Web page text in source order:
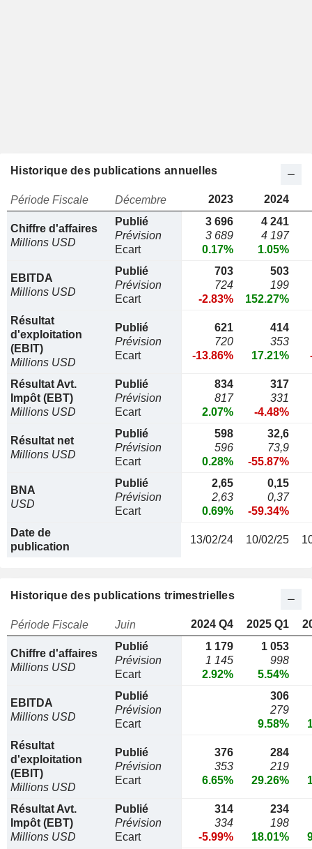
Historique des publications annuelles
Période Fiscale Décembre 2023 2024
Chiffre d'affaires
Millions USD
Publié
Prévision
Ecart
3 696
3 689
0.17%
4 241
4 197
1.05%
EBITDA
Millions USD
Publié
Prévision
Ecart
703
724
-2.83%
503
199
152.27%
Résultat
d'exploitation
(EBIT)
Millions USD
Publié
Prévision
Ecart
621
720
-13.86%
414
353
17.21%
Résultat Avt.
Impôt (EBT)
Millions USD
Publié
Prévision
Ecart
834
817
2.07%
317
331
-4.48%
Résultat net
Millions USD
Publié
Prévision
Ecart
598
596
0.28%
32,6
73,9
-55.87%
BNA
USD
Publié
Prévision
Ecart
2,65
2,63
0.69%
0,15
0,37
-59.34%
Date de
publication
13/02/24 10/02/25
Historique des publications trimestrielles
Période Fiscale Juin 2024 Q4 2025 Q1
Chiffre d'affaires
Millions USD
Publié
Prévision
Ecart
1 179
1 145
2.92%
1 053
998
5.54%
EBITDA
Millions USD
Publié
Prévision
Ecart
306
279
9.58%
Résultat
d'exploitation
(EBIT)
Millions USD
Publié
Prévision
Ecart
376
353
6.65%
284
219
29.26%
Résultat Avt.
Impôt (EBT)
Millions USD
Publié
Prévision
Ecart
314
334
-5.99%
234
198
18.01%